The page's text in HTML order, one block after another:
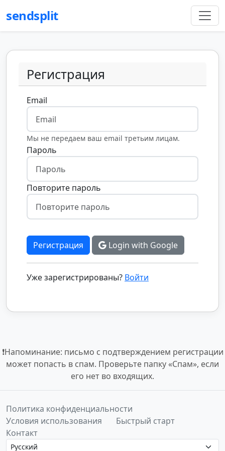
sendsplit
Регистрация
Email
Мы не передаем ваш email третьим лицам.
Пароль
Повторите пароль
Регистрация Login with Google
Уже зарегистрированы? Войти
❗Напоминание: письмо с подтверждением регистрации
может попасть в спам. Проверьте папку «Спам», если
его нет во входящих.
Политика конфиденциальности
Условия использования
Быстрый старт
Контакт
Language